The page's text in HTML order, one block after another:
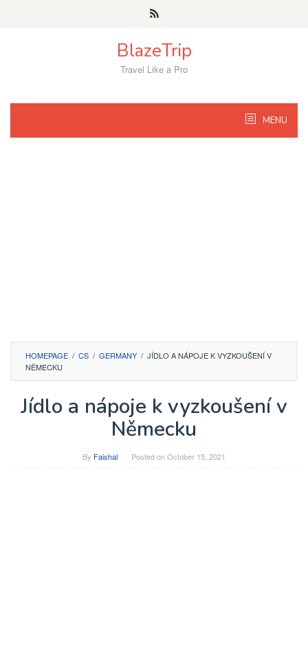
BlazeTrip
Travel Like a Pro
MENU
HOMEPAGE / CS / GERMANY / JÍDLO A NÁPOJE K VYZKOUŠENÍ V
NĚMECKU
Jídlo a nápoje k vyzkoušení v
Německu
By Faishal Posted onOctober 15, 2021